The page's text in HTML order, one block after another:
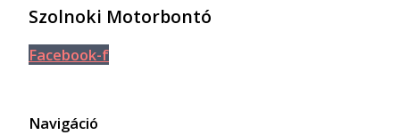
Szolnoki Motorbontó
Facebook-f
Navigáció